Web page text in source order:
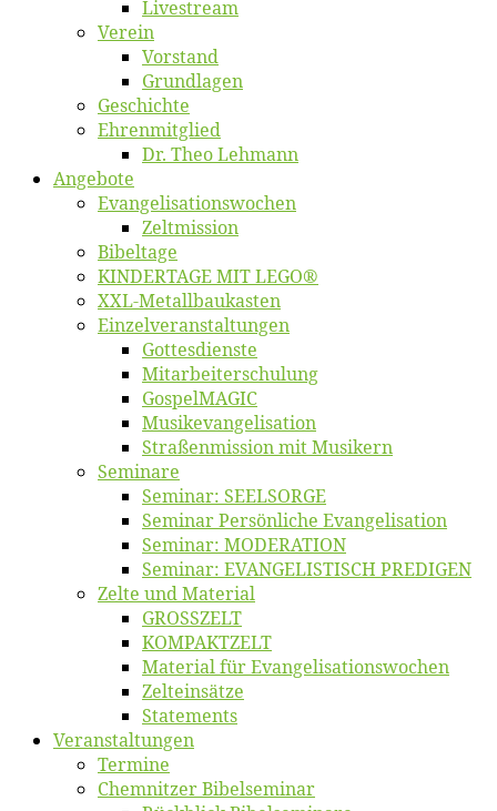
Live­stream
Ver­ein
Vor­stand
Grund­la­gen
Ge­schich­te
Eh­ren­mit­glied
Dr. Theo Lehmann
An­ge­bo­te
Evangelisa­tions­wo­chen
Zelt­mis­si­on
Bi­bel­ta­ge
KINDERTAGE MIT LEGO®
XXL-Me­­tal­l­­bau­­kas­­ten
Einzelver­an­stal­tungen
Got­tes­diens­te
Mitarbeiter­schulung
Gos­pel­MA­GIC
Musikevan­ge­li­sa­tion
Straßenmis­sion mit Musikern
Se­mi­na­re
Se­mi­nar: SEELSORGE
Se­mi­nar Per­sön­li­che Evangelisation
Se­mi­nar: MODERATION
Se­mi­nar: EVANGELISTISCH PREDIGEN
Zel­te und Material
GROSSZELT
KOMPAKTZELT
Ma­te­ri­al für Evangelisationswochen
Zelt­ein­sät­ze
State­ments
Ver­an­stal­tun­gen
Ter­mi­ne
Chemnit­zer Bibelseminar